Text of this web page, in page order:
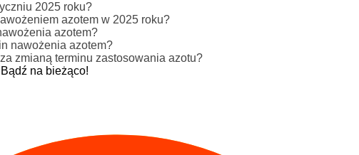
2025 roku?
azotem w 2025 roku?
azotem?
nawożenia azotem?
zmianą terminu zastosowania azotu?
na bieżąco!